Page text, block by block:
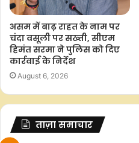
असम में बाढ़ राहत के नाम पर
चंदा वसूली पर सख्ती, सीएम
हिमंत सरमा ने पुलिस को दिए
कार्रवाई के निर्देश
August 6, 2026
ताज़ा समाचार